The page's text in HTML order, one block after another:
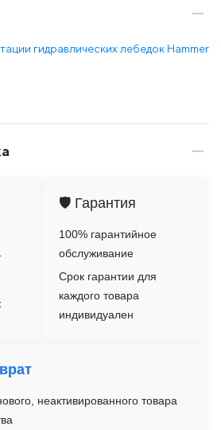
гидравлических лебедок Hammer
🛡️ Гарантия
100% гарантийное
обслуживание
Срок гарантии для
каждого товара
индивидуален
неактивированного товара